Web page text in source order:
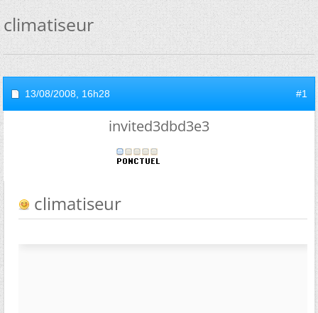
climatiseur
13/08/2008, 16h28 #1
invited3dbd3e3
climatiseur